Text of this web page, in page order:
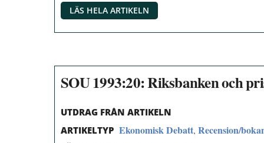
LÄS HELA ARTIKELN
SOU 1993:20: Riksbanken och
UTDRAG FRÅN ARTIKELN
ARTIKELTYP Ekonomisk Debatt, Recension/